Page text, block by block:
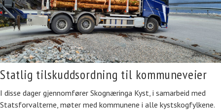
Statlig tilskuddsordning til kommuneveier
I disse dager gjennomfører Skognæringa Kyst, i samarbeid med
Statsforvalterne, møter med kommunene i alle kystskogfylkene.